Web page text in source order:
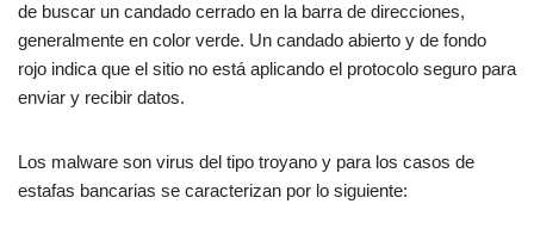
de buscar un candado cerrado en la barra de direcciones,
generalmente en color verde. Un candado abierto y de fondo
rojo indica que el sitio no está aplicando el protocolo seguro para
enviar y recibir datos.
Los malware son virus del tipo troyano y para los casos de
estafas bancarias se caracterizan por lo siguiente: